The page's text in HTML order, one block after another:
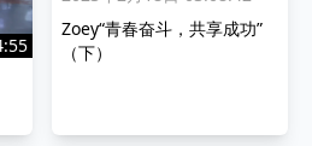
Zoey“青春奋斗，共享成功”
（下）